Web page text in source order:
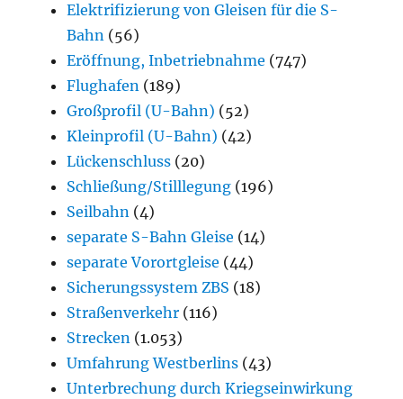
Elektrifizierung von Gleisen für die S-
Bahn (56)
Eröffnung, Inbetriebnahme (747)
Flughafen (189)
Großprofil (U-Bahn) (52)
Kleinprofil (U-Bahn) (42)
Lückenschluss (20)
Schließung/Stilllegung (196)
Seilbahn (4)
separate S-Bahn Gleise (14)
separate Vorortgleise (44)
Sicherungssystem ZBS (18)
Straßenverkehr (116)
Strecken (1.053)
Umfahrung Westberlins (43)
Unterbrechung durch Kriegseinwirkung